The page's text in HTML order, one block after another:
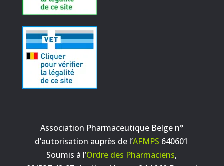
Association Pharmaceutique Belge n°
d’autorisation auprès de l’AFMPS 640601
Soumis à l’Ordre des Pharmaciens,